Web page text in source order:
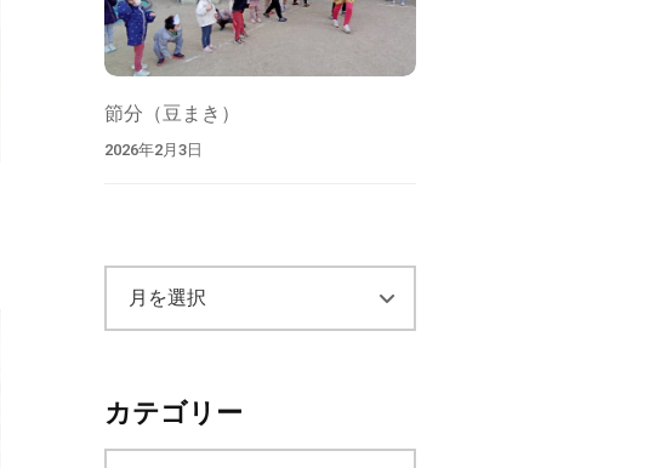
節分（豆まき）
2026年2月3日
カ
カテゴリー